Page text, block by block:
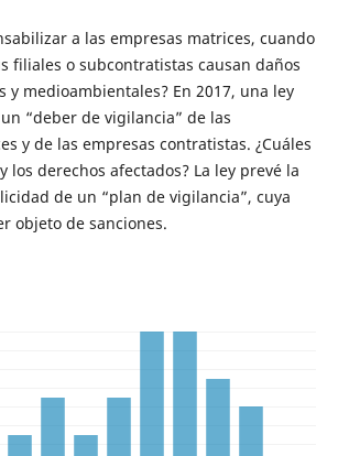
a las empresas matrices, cuando
filiales o subcontratistas causan daños
y medioambientales? En 2017, una ley
“deber de vigilancia” de las
y de las empresas contratistas. ¿Cuáles
los derechos afectados? La ley prevé la
de un “plan de vigilancia”, cuya
objeto de sanciones.